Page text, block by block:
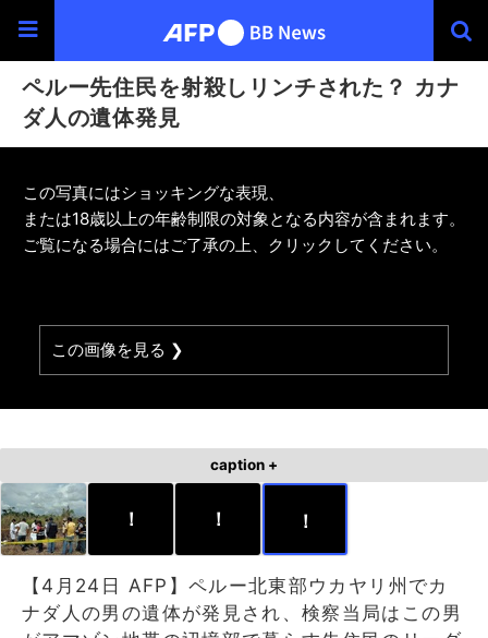
ペルー先住民を射殺しリンチされた？ カナ
ダ人の遺体発見
この写真にはショッキングな表現、
または18歳以上の年齢制限の対象となる内容が含まれます。
ご覧になる場合にはご了承の上、クリックしてください。
この画像を見る ❯
caption +
！ ！ ！
【4月24日 AFP】ペルー北東部ウカヤリ州でカ
ナダ人の男の遺体が発見され、検察当局はこの男